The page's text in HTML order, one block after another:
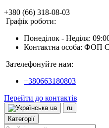
+380 (66) 318-08-03
Графік роботи:
Понеділок - Неділя:
Контактна особа: ФОП
Зателефонуйте нам:
+380663180803
Перейти до контактів
ua
ru
Категорії